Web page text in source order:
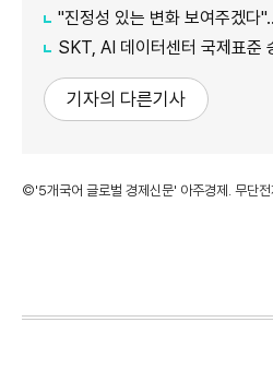
"진정성 있는 변화 보여주겠다
SKT, AI 데이터센터 국제표준 승
기자의 다른기사
©'5개국어 글로벌 경제신문' 아주경제. 무단전